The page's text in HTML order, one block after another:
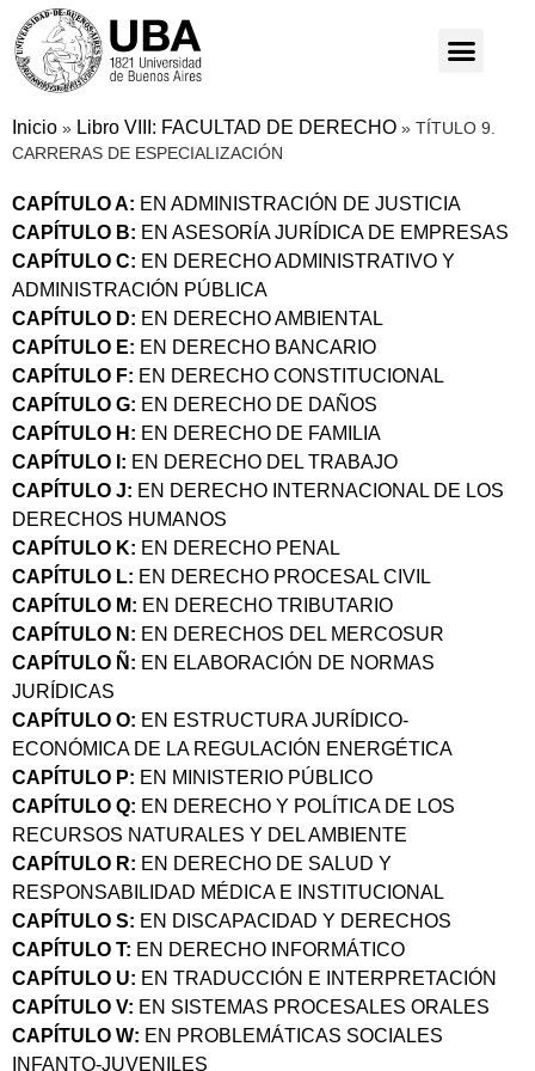
Inicio » Libro VIII: FACULTAD DE DERECHO » TÍTULO 9.
CARRERAS DE ESPECIALIZACIÓN
CAPÍTULO A: EN ADMINISTRACIÓN DE JUSTICIA
CAPÍTULO B: EN ASESORÍA JURÍDICA DE EMPRESAS
CAPÍTULO C: EN DERECHO ADMINISTRATIVO Y
ADMINISTRACIÓN PÚBLICA
CAPÍTULO D: EN DERECHO AMBIENTAL
CAPÍTULO E: EN DERECHO BANCARIO
CAPÍTULO F: EN DERECHO CONSTITUCIONAL
CAPÍTULO G: EN DERECHO DE DAÑOS
CAPÍTULO H: EN DERECHO DE FAMILIA
CAPÍTULO I: EN DERECHO DEL TRABAJO
CAPÍTULO J: EN DERECHO INTERNACIONAL DE LOS
DERECHOS HUMANOS
CAPÍTULO K: EN DERECHO PENAL
CAPÍTULO L: EN DERECHO PROCESAL CIVIL
CAPÍTULO M: EN DERECHO TRIBUTARIO
CAPÍTULO N: EN DERECHOS DEL MERCOSUR
CAPÍTULO Ñ: EN ELABORACIÓN DE NORMAS
JURÍDICAS
CAPÍTULO O: EN ESTRUCTURA JURÍDICO-
ECONÓMICA DE LA REGULACIÓN ENERGÉTICA
CAPÍTULO P: EN MINISTERIO PÚBLICO
CAPÍTULO Q: EN DERECHO Y POLÍTICA DE LOS
RECURSOS NATURALES Y DEL AMBIENTE
CAPÍTULO R: EN DERECHO DE SALUD Y
RESPONSABILIDAD MÉDICA E INSTITUCIONAL
CAPÍTULO S: EN DISCAPACIDAD Y DERECHOS
CAPÍTULO T: EN DERECHO INFORMÁTICO
CAPÍTULO U: EN TRADUCCIÓN E INTERPRETACIÓN
CAPÍTULO V: EN SISTEMAS PROCESALES ORALES
CAPÍTULO W: EN PROBLEMÁTICAS SOCIALES
INFANTO-JUVENILES